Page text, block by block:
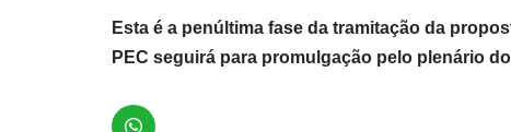
Esta é a penúltima fase da tramitação da
PEC seguirá para promulgação pelo plenário